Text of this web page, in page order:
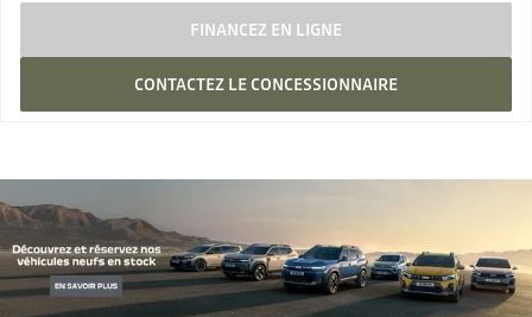
FINANCEZ EN LIGNE
CONTACTEZ LE CONCESSIONNAIRE